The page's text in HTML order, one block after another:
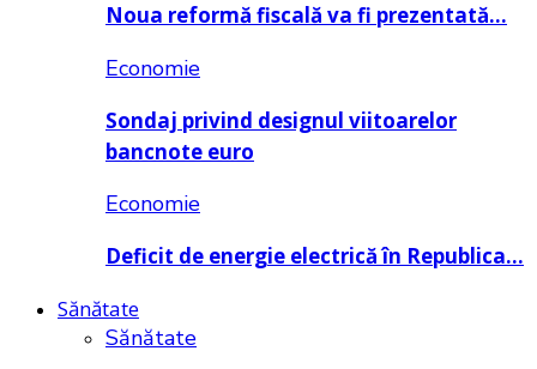
Noua reformă fiscală va fi prezentată…
Economie
Sondaj privind designul viitoarelor
bancnote euro
Economie
Deficit de energie electrică în Republica…
Sănătate
Sănătate